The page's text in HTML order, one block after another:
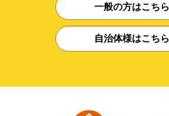
一般の方はこちら
自治体様はこちら